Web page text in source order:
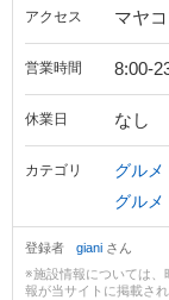
アクセス マヤ
営業時間 8:00-
休業日 なし
カテゴリ グルメ
グルメ
登録者 giani さん
※施設情報については、
報が当サイトに掲載さ